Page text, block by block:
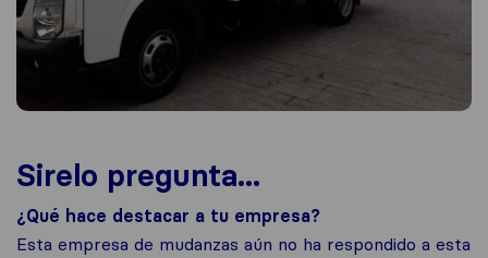
Sirelo pregunta...
¿Qué hace destacar a tu empresa?
Esta empresa de mudanzas aún no ha respondido a esta